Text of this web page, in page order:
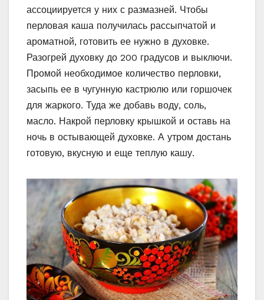
ассоциируется у них с размазней. Чтобы
перловая каша получилась рассыпчатой и
ароматной, готовить ее нужно в духовке.
Разогрей духовку до 200 градусов и выключи.
Промой необходимое количество перловки,
засыпь ее в чугунную кастрюлю или горшочек
для жаркого. Туда же добавь воду, соль,
масло. Накрой перловку крышкой и оставь на
ночь в остывающей духовке. А утром достань
готовую, вкусную и еще теплую кашу.